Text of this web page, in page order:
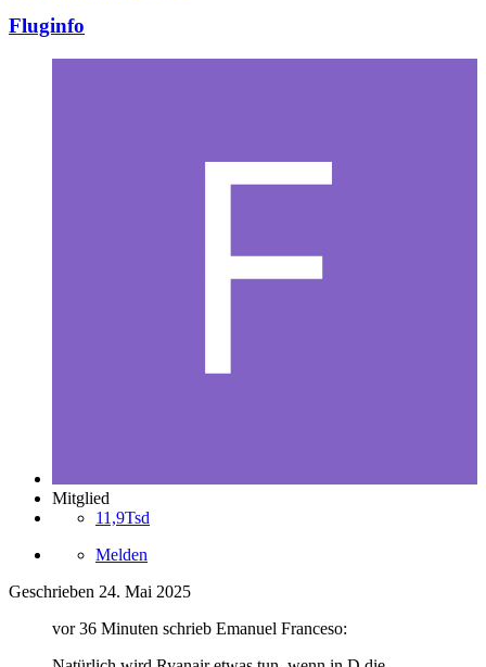
Fluginfo
Mitglied
11,9Tsd
Melden
Geschrieben 24. Mai 2025
vor 36 Minuten schrieb Emanuel Franceso: